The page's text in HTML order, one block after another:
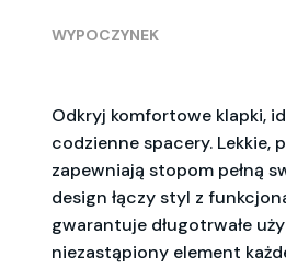
WYPOCZYNEK
Odkryj komfortowe klapki,
codzienne spacery. Lekkie,
zapewniają stopom pełną
design łączy styl z
gwarantuje długotrwałe
niezastąpiony element